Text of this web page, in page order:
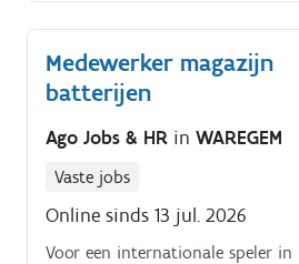
Medewerker magazijn
batterijen
Ago Jobs & HR in WAREGEM
Vaste jobs
Online sinds 13 jul. 2026
Voor een internationale speler in